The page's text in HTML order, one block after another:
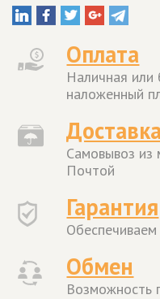
Оплата
Наличная или
наложенный
Доставка
Самовывоз из
Почтой
Гарантия
Обеспечиваем
Обмен
Возможность